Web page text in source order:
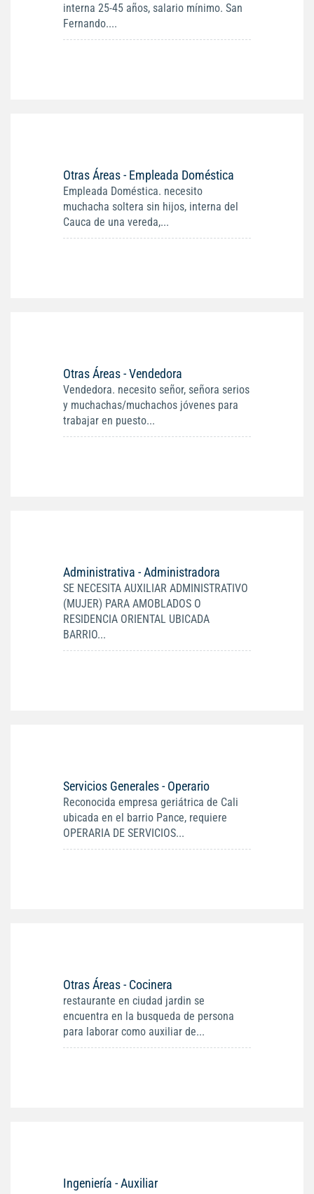
interna 25-45 años, salario mínimo. San
Fernando....
Otras Áreas - Empleada Doméstica
Empleada Doméstica. necesito
muchacha soltera sin hijos, interna del
Cauca de una vereda,...
Otras Áreas - Vendedora
Vendedora. necesito señor, señora serios
y muchachas/muchachos jóvenes para
trabajar en puesto...
Administrativa - Administradora
SE NECESITA AUXILIAR ADMINISTRATIVO
(MUJER) PARA AMOBLADOS O
RESIDENCIA ORIENTAL UBICADA
BARRIO...
Servicios Generales - Operario
Reconocida empresa geriátrica de Cali
ubicada en el barrio Pance, requiere
OPERARIA DE SERVICIOS...
Otras Áreas - Cocinera
restaurante en ciudad jardin se
encuentra en la busqueda de persona
para laborar como auxiliar de...
Ingeniería - Auxiliar